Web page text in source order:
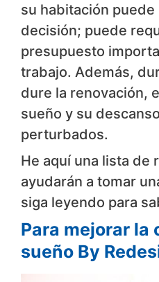
su habitación puede
decisión; puede
presupuesto
trabajo. Además,
dure la renovación,
sueño y su
perturbados.
He aquí una lista de
ayudarán a tomar
siga leyendo para
Para mejorar la
sueño By